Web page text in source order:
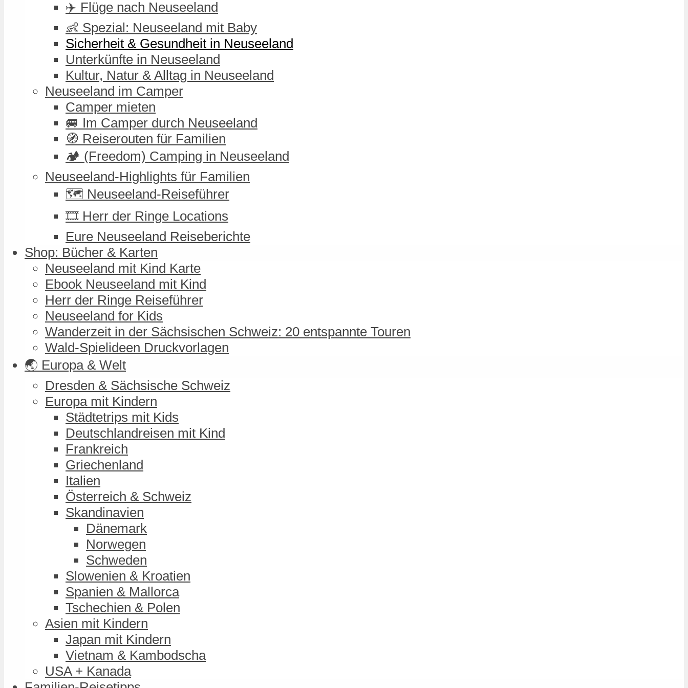
✈️ Flüge nach Neuseeland
👶 Spezial: Neuseeland mit Baby
Sicherheit & Gesundheit in Neuseeland
Unterkünfte in Neuseeland
Kultur, Natur & Alltag in Neuseeland
Neuseeland im Camper
Camper mieten
🚐 Im Camper durch Neuseeland
🧭 Reiserouten für Familien
🏕️ (Freedom) Camping in Neuseeland
Neuseeland-Highlights für Familien
🗺️ Neuseeland-Reiseführer
🎞️ Herr der Ringe Locations
Eure Neuseeland Reiseberichte
Shop: Bücher & Karten
Neuseeland mit Kind Karte
Ebook Neuseeland mit Kind
Herr der Ringe Reiseführer
Neuseeland for Kids
Wanderzeit in der Sächsischen Schweiz: 20 entspannte Touren
Wald-Spielideen Druckvorlagen
🌏 Europa & Welt
Dresden & Sächsische Schweiz
Europa mit Kindern
Städtetrips mit Kids
Deutschlandreisen mit Kind
Frankreich
Griechenland
Italien
Österreich & Schweiz
Skandinavien
Dänemark
Norwegen
Schweden
Slowenien & Kroatien
Spanien & Mallorca
Tschechien & Polen
Asien mit Kindern
Japan mit Kindern
Vietnam & Kambodscha
USA + Kanada